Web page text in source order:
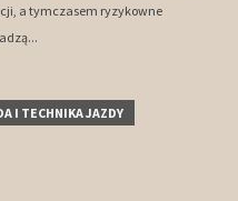
a tymczasem ryzykowne
I TECHNIKA JAZDY